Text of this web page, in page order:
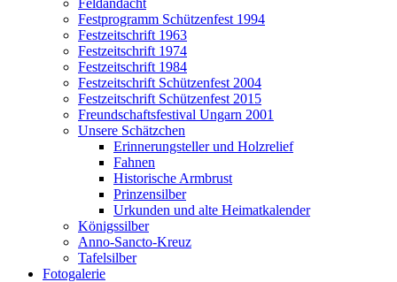
Festprogramm Schützenfest 1994
Festzeitschrift 1963
Festzeitschrift 1974
Festzeitschrift 1984
Festzeitschrift Schützenfest 2004
Festzeitschrift Schützenfest 2015
Freundschaftsfestival Ungarn 2001
Unsere Schätzchen
Erinnerungsteller und Holzrelief
Fahnen
Historische Armbrust
Prinzensilber
Urkunden und alte Heimatkalender
Königssilber
Anno-Sancto-Kreuz
Tafelsilber
Fotogalerie